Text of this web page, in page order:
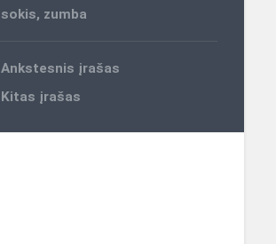
sokis, zumba
Ankstesnis įrašas
Kitas įrašas